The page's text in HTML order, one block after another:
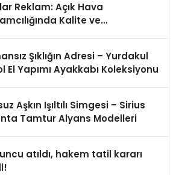
Reklam: Açık Hava
Kalite ve
Şıklığın Adresi – Yurdakul
El Yapımı Ayakkabı Koleksiyonu
Aşkın Işıltılı Simgesi – Sirius
Tamtur Alyans Modelleri
atıldı, hakem tatil kararı